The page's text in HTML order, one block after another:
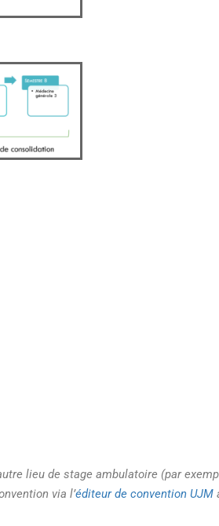
lieu de stage ambulatoire (par
via l’éditeur de convention UJM